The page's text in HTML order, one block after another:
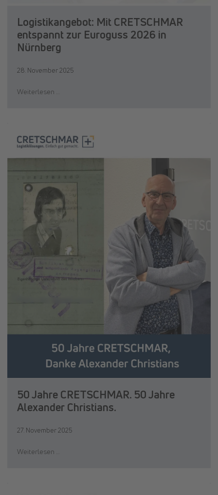
Logistikangebot: Mit CRETSCHMAR
entspannt zur Euroguss 2026 in
Nürnberg
28. November 2025
Weiterlesen …
50 Jahre CRETSCHMAR. 50 Jahre
Alexander Christians.
27. November 2025
Weiterlesen …